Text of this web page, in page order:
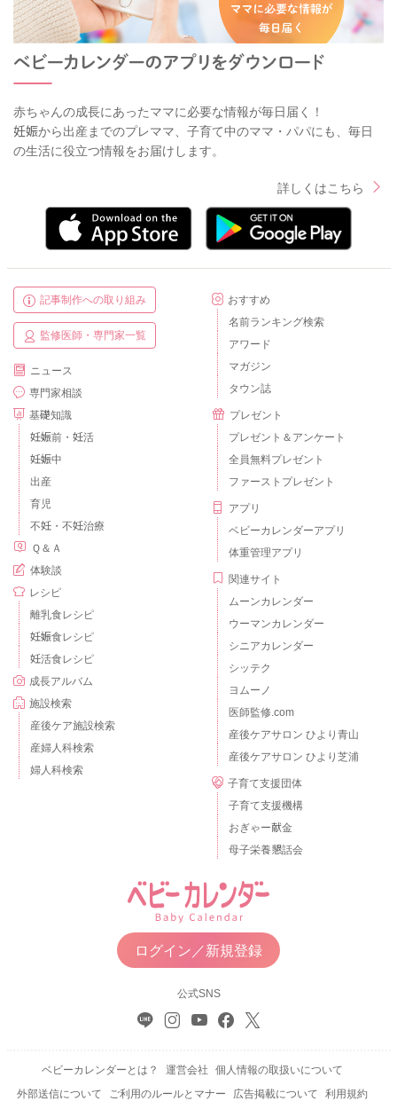
赤ちゃんの成長にあったママに必要な情報が毎日届く！
妊娠から出産までのプレママ、子育て中のママ・パパにも、毎日
の生活に役立つ情報をお届けします。
詳しくはこちら
記事制作への取り組み
監修医師・専門家一覧
ニュース
専門家相談
基礎知識
妊娠前・妊活
妊娠中
出産
育児
不妊・不妊治療
Ｑ＆Ａ
体験談
レシピ
離乳食レシピ
妊娠食レシピ
妊活食レシピ
成長アルバム
施設検索
産後ケア施設検索
産婦人科検索
婦人科検索
おすすめ
名前ランキング検索
アワード
マガジン
タウン誌
プレゼント
プレゼント＆アンケート
全員無料プレゼント
ファーストプレゼント
アプリ
ベビーカレンダーアプリ
体重管理アプリ
関連サイト
ムーンカレンダー
ウーマンカレンダー
シニアカレンダー
シッテク
ヨムーノ
医師監修.com
産後ケアサロン ひより青山
産後ケアサロン ひより芝浦
子育て支援団体
子育て支援機構
おぎゃー献金
母子栄養懇話会
ログイン／新規登録
公式SNS
ベビーカレンダーとは？ 運営会社
個人情報の取扱いについて
外部送信について
ご利用のルールとマナー 広告掲載について 利用規約